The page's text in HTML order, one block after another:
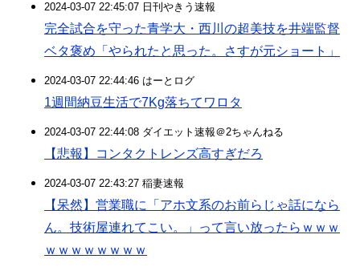
2024-03-07 22:45:07 日刊やきう速報
完全試合を守った青学大・西川の超美技を井端監督
ベタ褒め「やられたと思った。さすが元ショート」
2024-03-07 22:44:46 はーとログ
1週間納豆生活で7Kg落ちてワロタ
2024-03-07 22:44:08 ダイエット速報＠2ちゃんねる
【悲報】コンタクトレンズ高すぎだろ
2024-03-07 22:43:27 稲妻速報
【呆然】営業職に「アホ文系のお前らじゃ話になら
ん。技術屋連れてこい。」って言い放ったらｗｗｗ
ｗｗｗｗｗｗｗｗ